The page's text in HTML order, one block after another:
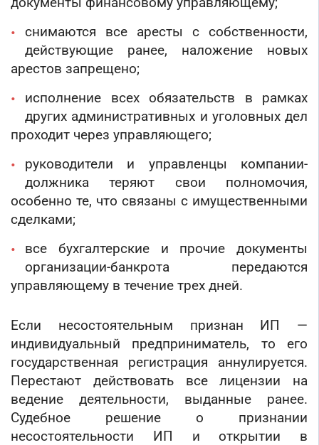
снимаются все аресты с собственности,
действующие ранее, наложение новых
арестов запрещено;
исполнение всех обязательств в рамках
других административных и уголовных дел
проходит через управляющего;
руководители и управленцы компании-
должника теряют свои полномочия,
особенно те, что связаны с имущественными
сделками;
все бухгалтерские и прочие документы
организации-банкрота передаются
управляющему в течение трех дней.
Если несостоятельным признан ИП —
индивидуальный предприниматель, то его
государственная регистрация аннулируется.
Перестают действовать все лицензии на
ведение деятельности, выданные ранее.
Судебное решение о признании
несостоятельности ИП и открытии в